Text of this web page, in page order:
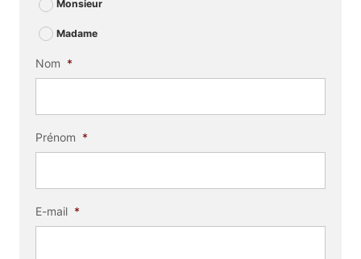
Monsieur
Madame
Nom *
Prénom *
E-mail *